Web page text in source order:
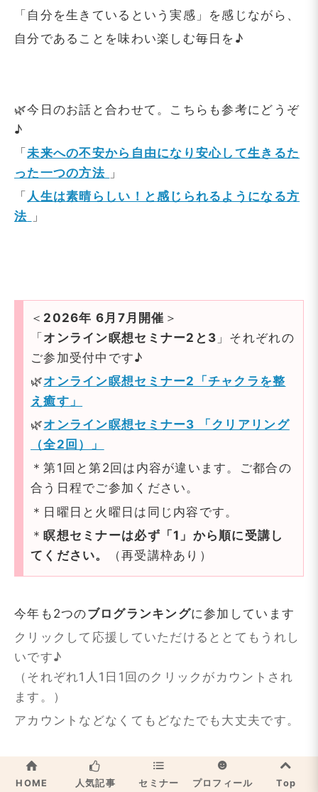
「自分を生きているという実感」を感じながら、
自分であることを味わい楽しむ毎日を♪
🌿今日のお話と合わせて。こちらも参考にどうぞ
♪
「未来への不安から自由になり安心して生きるた
った一つの方法
」
「 人生は素晴らしい！と感じられるようになる方
法
」
＜ 2026年 6月7月開催 ＞
「 オンライン瞑想セミナー2と3 」それぞれの
ご参加受付中です♪
🌿オンライン瞑想セミナー2「チャクラを整
え癒す」
🌿オンライン瞑想セミナー3 「クリアリング
（全2回）」
＊第1回と第2回は内容が違います。ご都合の
合う日程でご参加ください。
＊日曜日と火曜日は同じ内容です。
＊瞑想セミナーは必ず「1」から順に受講し
てください。
（再受講枠あり）
今年も2つのブログランキングに参加しています
クリックして応援していただけるととてもうれし
いです♪
（それぞれ1人1日1回のクリックがカウントされ
ます。）
アカウントなどなくてもどなたでも大丈夫です。
HOME 人気記事 セミナー プロフィール Top